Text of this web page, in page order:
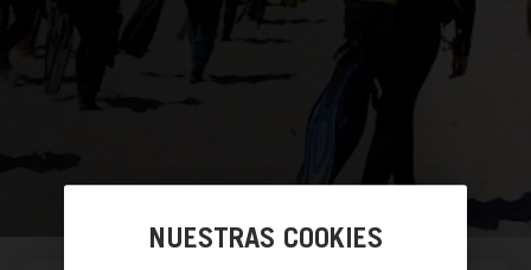
NUESTRAS COOKIES